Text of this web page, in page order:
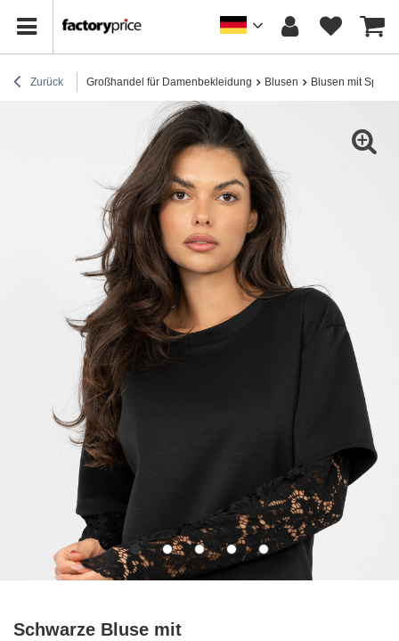
Zurück Großhandel für Damenbekleidung Blusen Blusen mit Spitze
Schwarze Bluse mit